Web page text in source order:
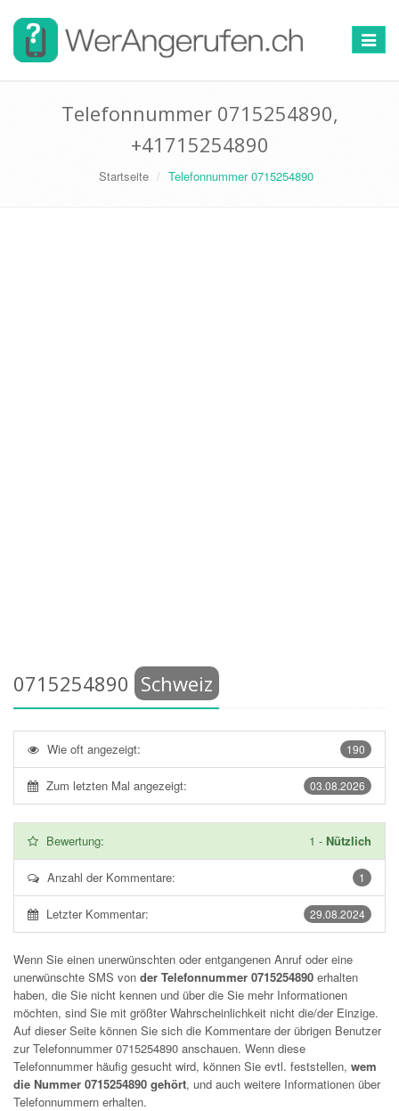
Toggle
Telefonnummer 0715254890,
+41715254890
Startseite Telefonnummer 0715254890
0715254890 Schweiz
190
Wie oft angezeigt:
03.08.2026
Zum letzten Mal angezeigt:
Bewertung: 1 - Nützlich
1
Anzahl der Kommentare:
29.08.2024
Letzter Kommentar:
Wenn Sie einen unerwünschten oder entgangenen Anruf oder eine
unerwünschte SMS von der Telefonnummer 0715254890 erhalten
haben, die Sie nicht kennen und über die Sie mehr Informationen
möchten, sind Sie mit größter Wahrscheinlichkeit nicht die/der Einzige.
Auf dieser Seite können Sie sich die Kommentare der übrigen Benutzer
zur Telefonnummer0715254890 anschauen. Wenn diese
Telefonnummer häufig gesucht wird, können Sie evtl. feststellen, wem
die Nummer 0715254890 gehört, und auch weitere Informationen über
Telefonnummern erhalten.